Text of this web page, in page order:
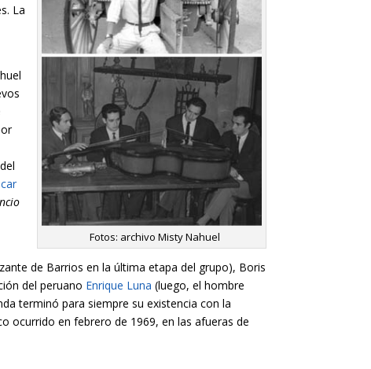
Fotos: archivo Misty Nahuel
La
de Barrios en la última etapa del grupo), Boris
del peruano Enrique Luna (luego, el hombre
terminó para siempre su existencia con la
ocurrido en febrero de 1969, en las afueras de